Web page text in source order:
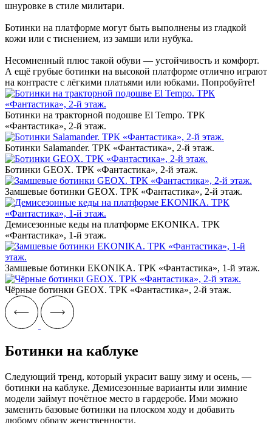
шнуровке в стиле милитари.
Ботинки на платформе могут быть выполнены из гладкой
кожи или с тиснением, из замши или нубука.
Несомненный плюс такой обуви — устойчивость и комфорт.
А ещё грубые ботинки на высокой платформе отлично играют
на контрасте с лёгкими платьями или юбками. Попробуйте!
Ботинки на тракторной подошве El Tempo. ТРК
«Фантастика», 2-й этаж.
Ботинки Salamander. ТРК «Фантастика», 2-й этаж.
Ботинки GEOX. ТРК «Фантастика», 2-й этаж.
Замшевые ботинки GEOX. ТРК «Фантастика», 2-й этаж.
Демисезонные кеды на платформе EKONIKA. ТРК
«Фантастика», 1-й этаж.
Замшевые ботинки EKONIKA. ТРК «Фантастика», 1-й этаж.
Чёрные ботинки GEOX. ТРК «Фантастика», 2-й этаж.
Ботинки на каблуке
Следующий тренд, который украсит вашу зиму и осень, —
ботинки на каблуке. Демисезонные варианты или зимние
модели займут почётное место в гардеробе. Ими можно
заменить базовые ботинки на плоском ходу и добавить
любому образу женственности.